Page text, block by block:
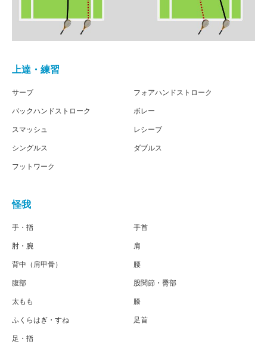
上達・練習
サーブ
バックハンドストローク
スマッシュ
シングルス
フットワーク
フォアハンドストローク
ボレー
レシーブ
ダブルス
怪我
手・指
肘・腕
背中（肩甲骨）
腹部
太もも
ふくらはぎ・すね
足・指
手首
肩
腰
股関節・臀部
膝
足首